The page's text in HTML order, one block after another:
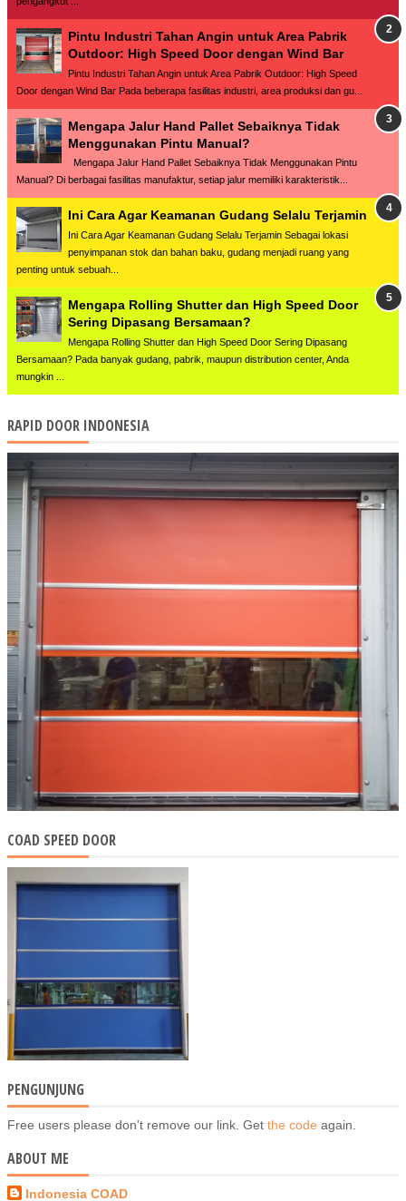
Pintu Industri Tahan Angin untuk Area Pabrik
Outdoor: High Speed Door dengan Wind Bar
Pintu Industri Tahan Angin untuk Area Pabrik Outdoor: High Speed
Door dengan Wind Bar Pada beberapa fasilitas industri, area produksi dan gu...
Mengapa Jalur Hand Pallet Sebaiknya Tidak
Menggunakan Pintu Manual?
Mengapa Jalur Hand Pallet Sebaiknya Tidak Menggunakan Pintu
Manual? Di berbagai fasilitas manufaktur, setiap jalur memiliki karakteristik...
Ini Cara Agar Keamanan Gudang Selalu Terjamin
Ini Cara Agar Keamanan Gudang Selalu Terjamin Sebagai lokasi
penyimpanan stok dan bahan baku, gudang menjadi ruang yang
penting untuk sebuah...
Mengapa Rolling Shutter dan High Speed Door
Sering Dipasang Bersamaan?
Mengapa Rolling Shutter dan High Speed Door Sering Dipasang
Bersamaan? Pada banyak gudang, pabrik, maupun distribution center, Anda
mungkin ...
RAPID DOOR INDONESIA
COAD SPEED DOOR
PENGUNJUNG
Free users please don't remove our link. Get the code again.
ABOUT ME
Indonesia COAD